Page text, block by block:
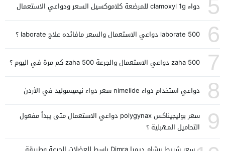
5 دواء clamoxyl 1g للمرضعة كلاموكسيل السعر ودواعي الاستعمال
6 laborate 500 دواعي الاستعمال والسعر مافائده علاج laborate ؟
7 zaha 500 دواعي الاستعمال والجرعة zaha 500 كم مرة في اليوم ؟
8 دواعي استخدام دواء nimelide سعر دواء نيميسوليد في الأردن
9
سعر بوليجيناكس polygynax دواعي الاستعمال متى يبدأ مفعول
التحاميل المهبلية ؟